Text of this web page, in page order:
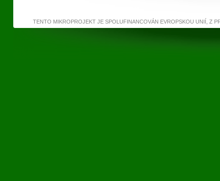
TENTO MIKROPROJEKT JE SPOLUFINANCOVÁN EVROPSKOU UNIÍ, Z